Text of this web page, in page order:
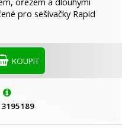
pro sešívačky Rapid
KOUPIT
3195189